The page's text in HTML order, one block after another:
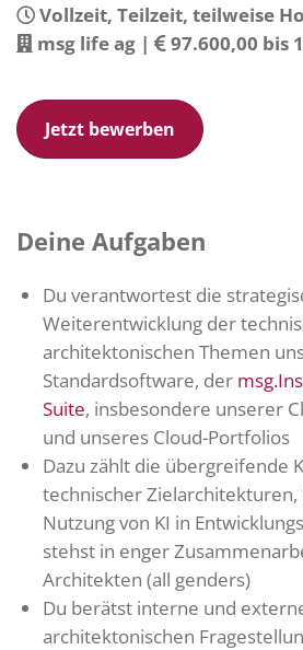
Vollzeit, Teilzeit, teilweise
msg life ag | 97.600,00 bis
Jetzt bewerben
Deine Aufgaben
Du verantwortest die
Weiterentwicklung der
architektonischen Themen
Standardsoftware, der
Suite, insbesondere unserer
und unseres Cloud-Portfolios
Dazu zählt die übergreifende
technischer Zielarchitekturen,
Nutzung von KI in
stehst in enger
Architekten (all genders)
Du berätst interne und
architektonischen